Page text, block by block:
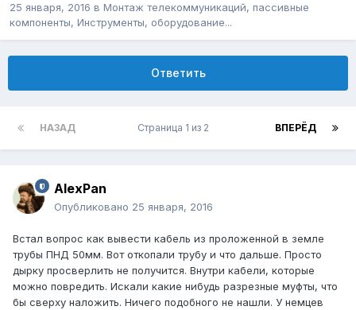
25 января, 2016 в Монтаж телекоммуникаций, пассивные
компоненты, Инструменты, оборудование...
Ответить
НАЗАД ВПЕРЁД
Страница 1 из 2
AlexPan
Опубликовано 25 января, 2016
Встал вопрос как вывести кабель из проложенной в земле
трубы ПНД 50мм. Вот откопали трубу и что дальше. Просто
дырку просверлить не получится. Внутри кабели, которые
можно повредить. Искали какие нибудь разрезные муфты, что
бы сверху наложить. Ничего подобного не нашли. У немцев